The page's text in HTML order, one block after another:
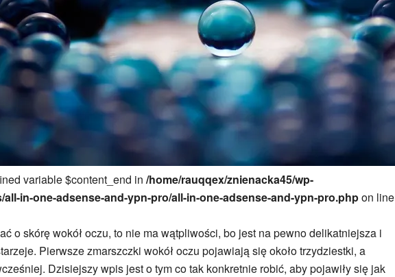
variable $content_end in /home/rauqqex/znienacka45/wp-
in-one-adsense-and-ypn-pro/all-in-one-adsense-and-ypn-pro.phpon line
o skórę wokół oczu, to nie ma wątpliwości, bo jest na pewno delikatniejsza i
Pierwsze zmarszczki wokół oczu pojawiają się około trzydziestki, a
Dzisiejszy wpis jest o tym co tak konkretnie robić, aby pojawiły się jak